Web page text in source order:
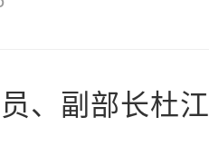
、副部长杜